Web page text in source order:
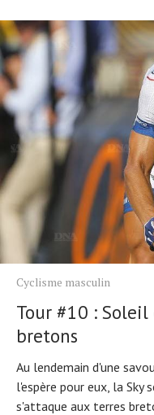
Cyclisme masculin
Tour #10 :
bretons
Au lendemain d'une
l'espère pour eux, la
s'attaque aux terres